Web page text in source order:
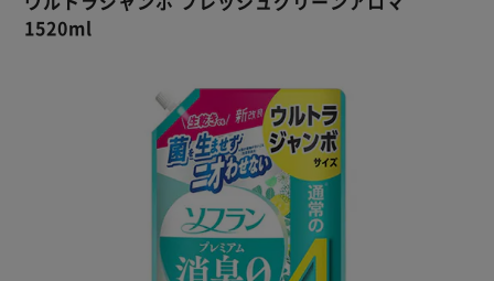
1520ml
※ご確認ください
カートに入れる 購入手続きへ